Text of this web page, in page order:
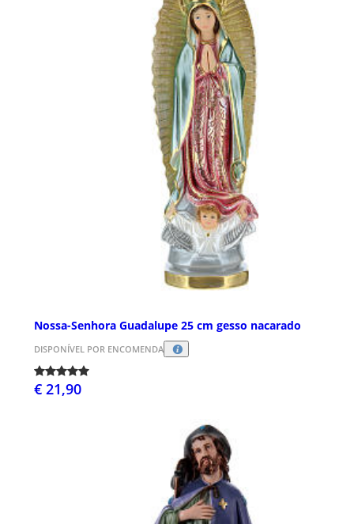
Nossa-Senhora Guadalupe 25 cm gesso nacarado
DISPONÍVEL POR ENCOMENDA
€ 21,90